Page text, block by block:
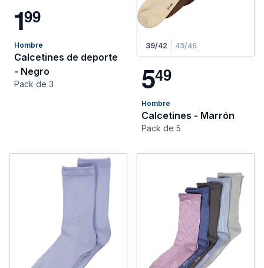
199
Hombre
Calcetines de deporte
- Negro
Pack de 3
39/42 43/46
549
Hombre
Calcetines - Marrón
Pack de 5